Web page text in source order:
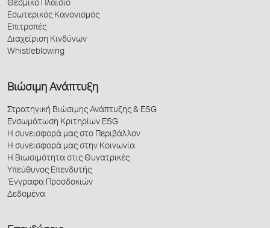
Θεσμικό Πλαίσιο
Εσωτερικός Κανονισμός
Επιτροπές
Διαχείριση Κινδύνων
Whistleblowing
Βιώσιμη Ανάπτυξη
Στρατηγική Βιώσιμης Ανάπτυξης & ESG
Ενσωμάτωση Κριτηρίων ESG
Η συνεισφορά μας στο Περιβάλλον
Η συνεισφορά μας στην Κοινωνία
Η Βιωσιμότητα στις Θυγατρικές
Υπεύθυνος Επενδυτής
Έγγραφα Προσδοκιών
Δεδομένα